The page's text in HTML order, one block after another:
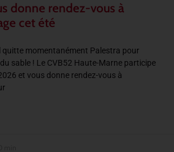
donne rendez-vous à
cet été
quitte momentanément Palestra pour
sable ! Le CVB52 Haute-Marne participe
et vous donne rendez-vous à